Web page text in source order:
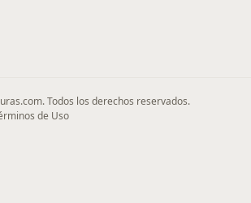
Todos los derechos reservados.
de Uso